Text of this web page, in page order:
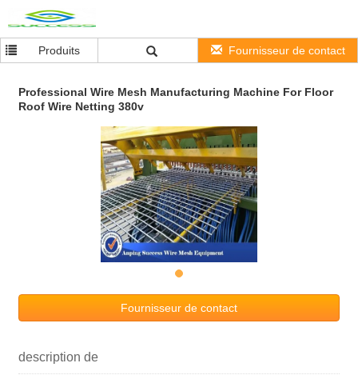
Produits Fournisseur de contact
Professional Wire Mesh Manufacturing Machine For Floor
Roof Wire Netting 380v
Fournisseur de contact
description de